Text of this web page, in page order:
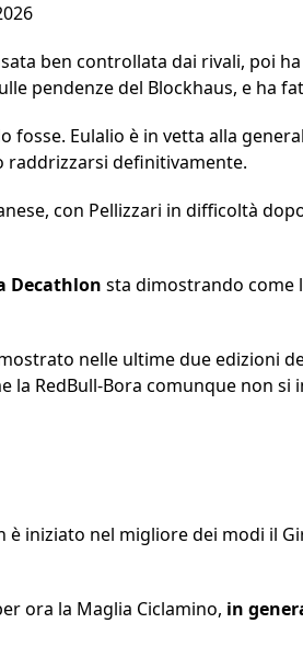
ben controllata dai rivali, poi
pendenze del Blockhaus, e ha
fosse. Eulalio è in vetta alla
raddrizzarsi definitivamente.
con Pellizzari in difficoltà
Decathlon sta dimostrando come
nelle ultime due edizioni
RedBull-Bora comunque non si
iniziato nel migliore dei modi il
ora la Maglia Ciclamino, in